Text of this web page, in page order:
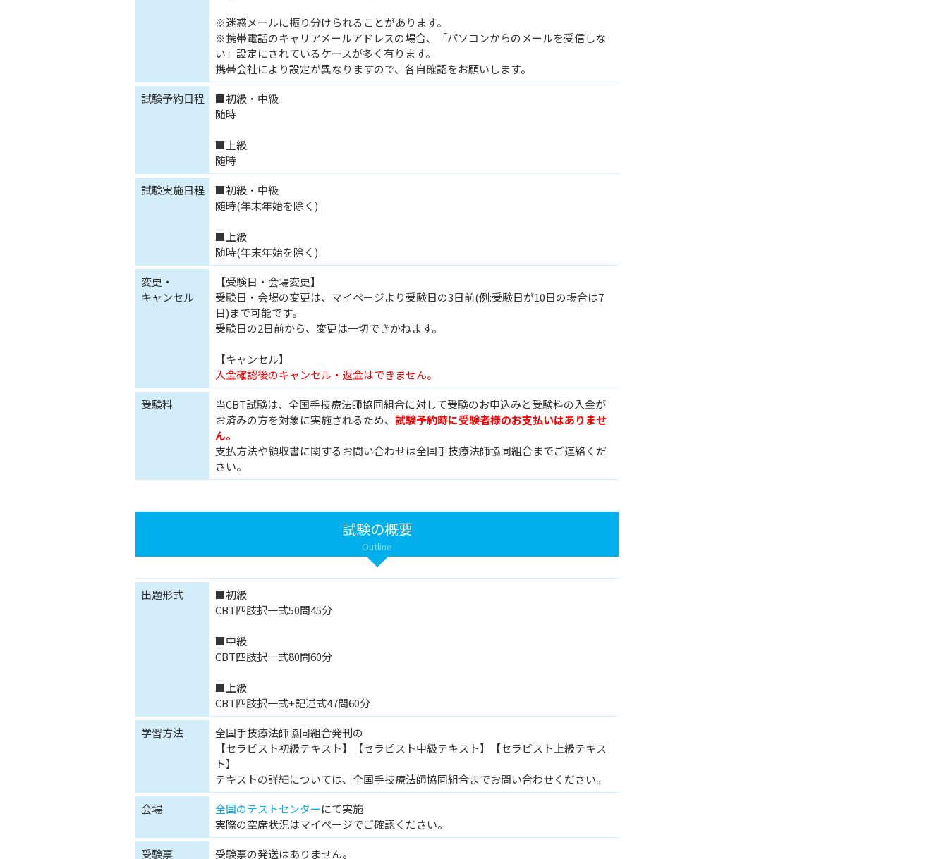
※迷惑メールに振り分けられることがあります。
※携帯電話のキャリアメールアドレスの場合、「パソコンからのメールを受信しな
い」設定にされているケースが多く有ります。
携帯会社により設定が異なりますので、各自確認をお願いします。
試験予約日程
■初級・中級
随時
■上級
随時
試験実施日程
■初級・中級
随時(年末年始を除く)
■上級
随時(年末年始を除く)
変更・
キャンセル
【受験日・会場変更】
受験日・会場の変更は、マイページより受験日の3日前(例:受験日が10日の場合は7
日)まで可能です。
受験日の2日前から、変更は一切できかねます。
【キャンセル】
入金確認後のキャンセル・返金はできません。
受験料
当CBT試験は、全国手技療法師協同組合に対して受験のお申込みと受験料の入金が
お済みの方を対象に実施されるため、 試験予約時に受験者様のお支払いはありませ
ん。
支払方法や領収書に関するお問い合わせは全国手技療法師協同組合までご連絡くだ
さい。
試験の概要
Outline
出題形式
■初級
CBT四肢択一式50問45分
■中級
CBT四肢択一式80問60分
■上級
CBT四肢択一式+記述式47問60分
学習方法
全国手技療法師協同組合発刊の
【セラピスト初級テキスト】【セラピスト中級テキスト】【セラピスト上級テキス
ト】
テキストの詳細については、全国手技療法師協同組合までお問い合わせください。
会場
全国のテストセンターにて実施
実際の空席状況はマイページでご確認ください。
受験票
受験票の発送はありません。